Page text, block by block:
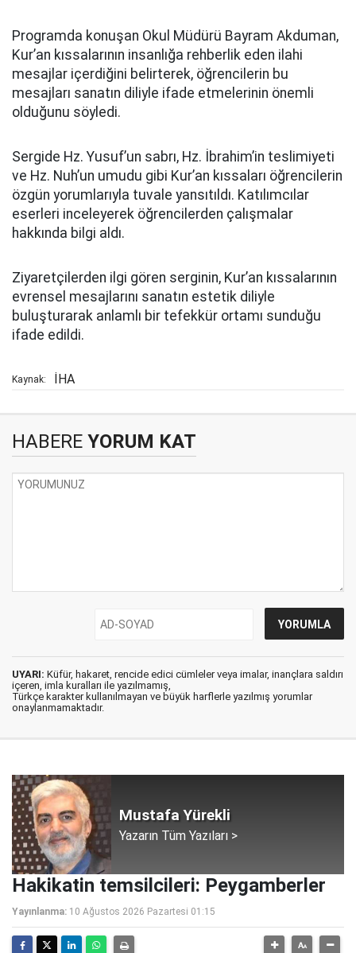
Programda konuşan Okul Müdürü Bayram Akduman,
Kur’an kıssalarının insanlığa rehberlik eden ilahi
mesajlar içerdiğini belirterek, öğrencilerin bu
mesajları sanatın diliyle ifade etmelerinin önemli
olduğunu söyledi.
Sergide Hz. Yusuf’un sabrı, Hz. İbrahim’in teslimiyeti
ve Hz. Nuh’un umudu gibi Kur’an kıssaları öğrencilerin
özgün yorumlarıyla tuvale yansıtıldı. Katılımcılar
eserleri inceleyerek öğrencilerden çalışmalar
hakkında bilgi aldı.
Ziyaretçilerden ilgi gören serginin, Kur’an kıssalarının
evrensel mesajlarını sanatın estetik diliyle
buluşturarak anlamlı bir tefekkür ortamı sunduğu
ifade edildi.
Kaynak: İHA
HABERE YORUM KAT
UYARI: Küfür, hakaret, rencide edici cümleler veya imalar, inançlara saldırı
içeren, imla kuralları ile yazılmamış,
Türkçe karakter kullanılmayan ve büyük harflerle yazılmış yorumlar
onaylanmamaktadır.
Mustafa Yürekli
Yazarın Tüm Yazıları >
Hakikatin temsilcileri: Peygamberler
Yayınlanma: 10 Ağustos 2026 Pazartesi 01:15